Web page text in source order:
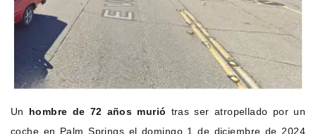
Un hombre de 72 años murió tras ser atropellado por un
coche en Palm Springs el domingo 1 de diciembre de 2024